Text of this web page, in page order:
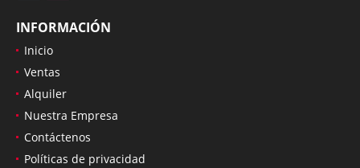
INFORMACIÓN
Inicio
Ventas
Alquiler
Nuestra Empresa
Contáctenos
Políticas de privacidad